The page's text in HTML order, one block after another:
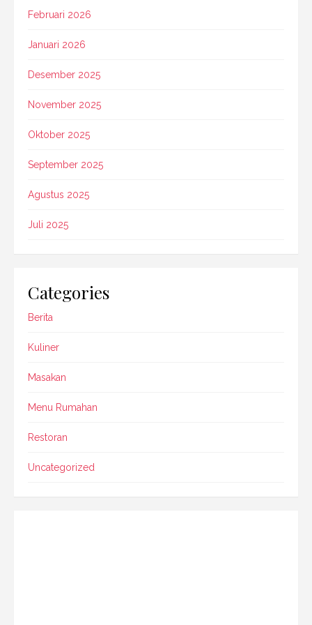
Februari 2026
Januari 2026
Desember 2025
November 2025
Oktober 2025
September 2025
Agustus 2025
Juli 2025
Categories
Berita
Kuliner
Masakan
Menu Rumahan
Restoran
Uncategorized